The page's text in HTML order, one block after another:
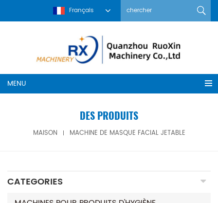
Français
MENU
DES PRODUITS
MAISON MACHINE DE MASQUE FACIAL JETABLE
CATEGORIES